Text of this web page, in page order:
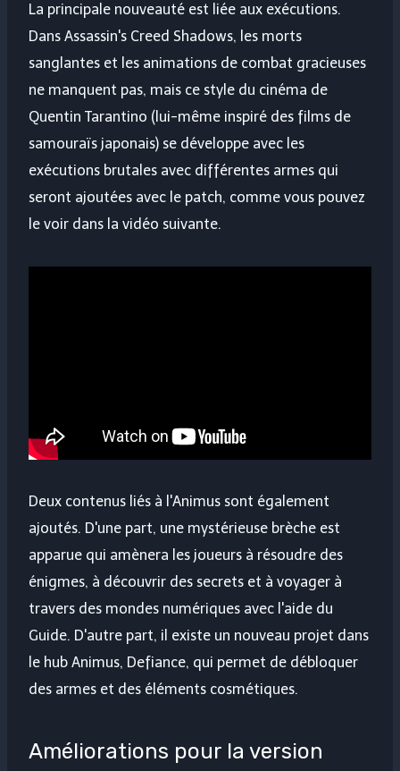
La principale nouveauté est liée aux exécutions.
Dans Assassin's Creed Shadows, les morts
sanglantes et les animations de combat gracieuses
ne manquent pas, mais ce style du cinéma de
Quentin Tarantino (lui-même inspiré des films de
samouraïs japonais) se développe avec les
exécutions brutales avec différentes armes qui
seront ajoutées avec le patch, comme vous pouvez
le voir dans la vidéo suivante.
Deux contenus liés à l'Animus sont également
ajoutés. D'une part, une mystérieuse brèche est
apparue qui amènera les joueurs à résoudre des
énigmes, à découvrir des secrets et à voyager à
travers des mondes numériques avec l'aide du
Guide. D'autre part, il existe un nouveau projet dans
le hub Animus, Defiance, qui permet de débloquer
des armes et des éléments cosmétiques.
Améliorations pour la version